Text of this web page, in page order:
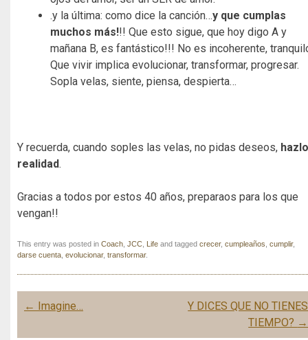
.y la última: como dice la canción…y que cumplas
muchos más!!! Que esto sigue, que hoy digo A y
mañana B, es fantástico!!! No es incoherente,
Que vivir implica evolucionar, transformar, progresar.
Sopla velas, siente, piensa, despierta…
Y recuerda, cuando soples las velas, no pidas deseos,
realidad.
Gracias a todos por estos 40 años, preparaos para los que
vengan!!
This entry was posted in Coach JCC Life and tagged crecer, cumpleaños cumplir,
darse cuenta evolucionar, transformar.
Post navigation
← Imagine…
Y DICES QUE NO TIENES
TIEMPO? →